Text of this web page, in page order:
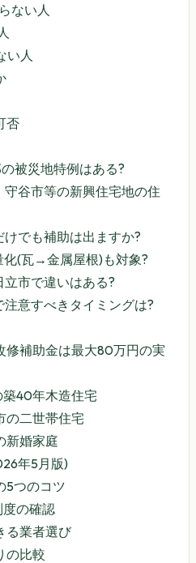
ない人
い人
否
被災地特例はある?
守谷市等の新興住宅地の住
けでも補助は出ますか?
化(瓦→金属屋根)も対象?
立市で違いはある?
注意すべきタイミングは?
修補助金は最大80万円の実
築40年木造住宅
の二世帯住宅
新婚家庭
年5月版)
5つのコツ
度の確認
る業者選び
の比較